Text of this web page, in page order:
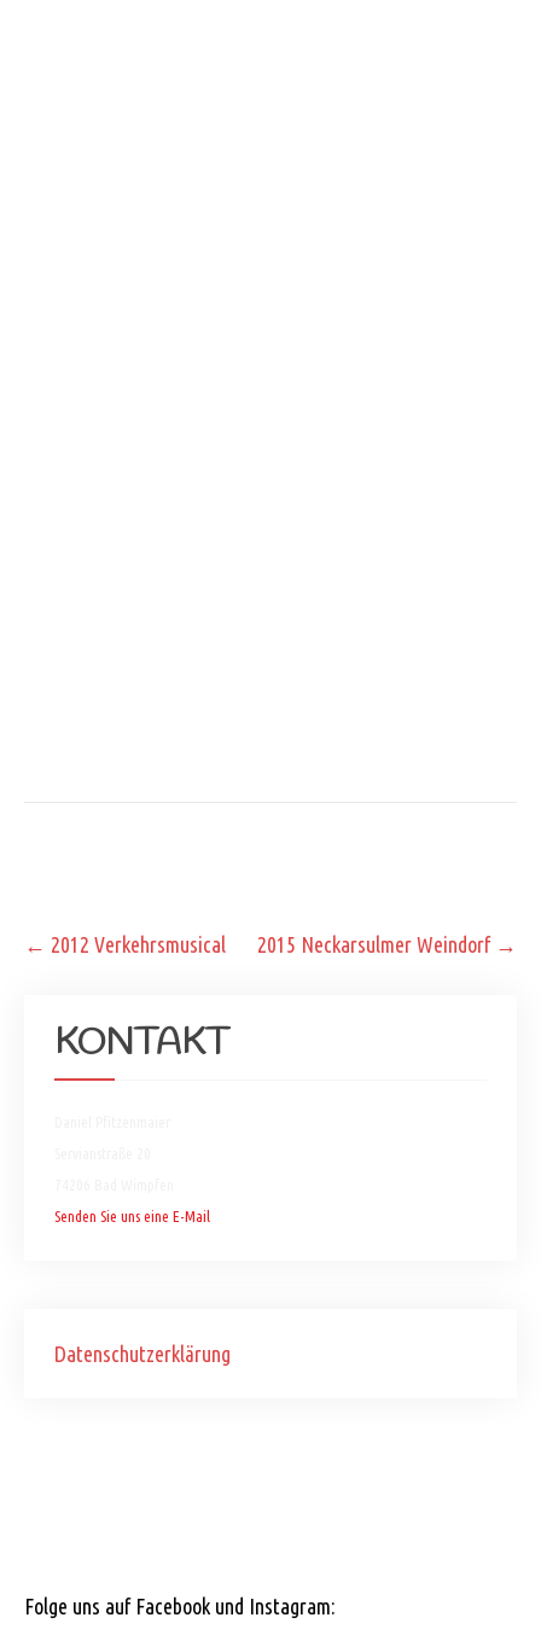
Post
navigation
← 2012 Verkehrsmusical 2015 Neckarsulmer Weindorf →
KONTAKT
Senden Sie uns eine E-Mail
Datenschutzerklärung
Folge uns auf Facebook und Instagram: